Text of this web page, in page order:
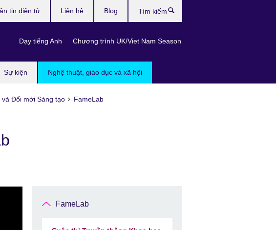
Sự kiện Nghệ thuật, giáo dục và xã hội
Dạy tiếng Anh Chương trình UK/Viet Nam Season
tin điện tử Liên hệ Blog
kiếm
và Đổi mới Sáng tạo FameLab
FameLab